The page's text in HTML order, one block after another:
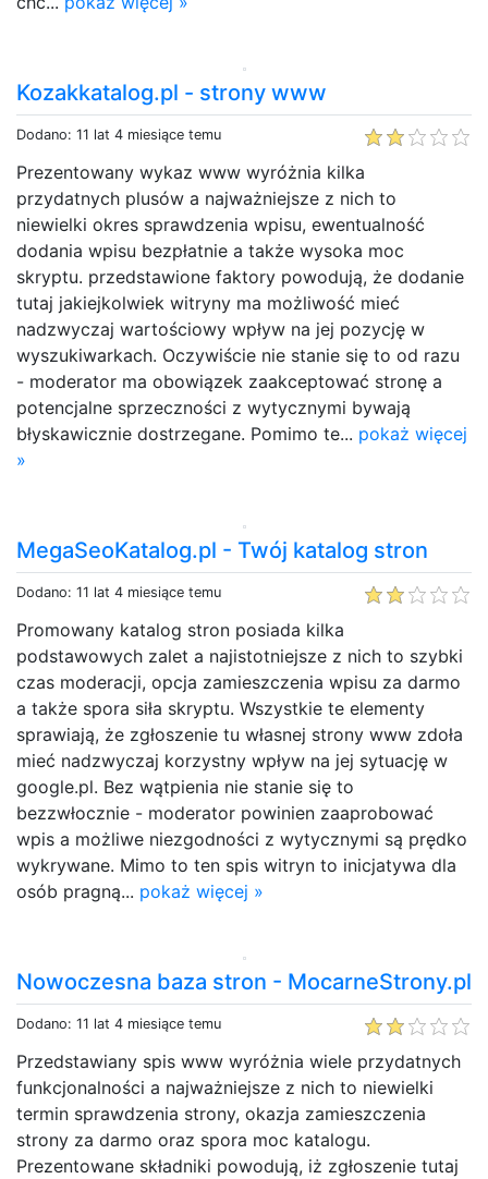
Kozakkatalog.pl - strony www
Dodano: 11 lat 4 miesiące temu
Prezentowany wykaz www wyróżnia kilka
przydatnych plusów a najważniejsze z nich to
niewielki okres sprawdzenia wpisu, ewentualność
dodania wpisu bezpłatnie a także wysoka moc
skryptu. przedstawione faktory powodują, że dodanie
tutaj jakiejkolwiek witryny ma możliwość mieć
nadzwyczaj wartościowy wpływ na jej pozycję w
wyszukiwarkach. Oczywiście nie stanie się to od razu
- moderator ma obowiązek zaakceptować stronę a
potencjalne sprzeczności z wytycznymi bywają
błyskawicznie dostrzegane. Pomimo te... pokaż więcej
»
MegaSeoKatalog.pl - Twój katalog stron
Dodano: 11 lat 4 miesiące temu
Promowany katalog stron posiada kilka
podstawowych zalet a najistotniejsze z nich to szybki
czas moderacji, opcja zamieszczenia wpisu za darmo
a także spora siła skryptu. Wszystkie te elementy
sprawiają, że zgłoszenie tu własnej strony www zdoła
mieć nadzwyczaj korzystny wpływ na jej sytuację w
google.pl. Bez wątpienia nie stanie się to
bezzwłocznie - moderator powinien zaaprobować
wpis a możliwe niezgodności z wytycznymi są prędko
wykrywane. Mimo to ten spis witryn to inicjatywa dla
osób pragną... pokaż więcej »
Nowoczesna baza stron - MocarneStrony.pl
Dodano: 11 lat 4 miesiące temu
Przedstawiany spis www wyróżnia wiele przydatnych
funkcjonalności a najważniejsze z nich to niewielki
termin sprawdzenia strony, okazja zamieszczenia
strony za darmo oraz spora moc katalogu.
Prezentowane składniki powodują, iż zgłoszenie tutaj